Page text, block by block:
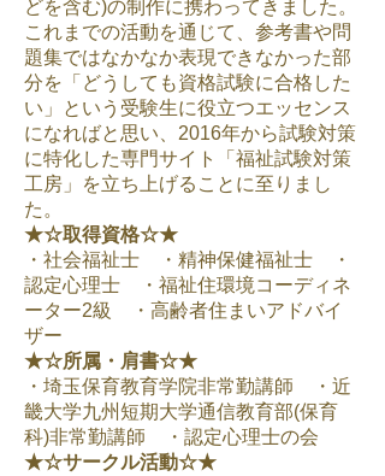
どを含む)の制作に携わってきました。
これまでの活動を通じて、参考書や問
題集ではなかなか表現できなかった部
分を「どうしても資格試験に合格した
い」という受験生に役立つエッセンス
になればと思い、2016年から試験対策
に特化した専門サイト「福祉試験対策
工房」を立ち上げることに至りまし
た。
★☆取得資格☆★
・社会福祉士 ・精神保健福祉士 ・
認定心理士 ・福祉住環境コーディネ
ーター2級 ・高齢者住まいアドバイ
ザー
★☆所属・肩書☆★
・埼玉保育教育学院非常勤講師 ・近
畿大学九州短期大学通信教育部(保育
科)非常勤講師 ・認定心理士の会
★☆サークル活動☆★